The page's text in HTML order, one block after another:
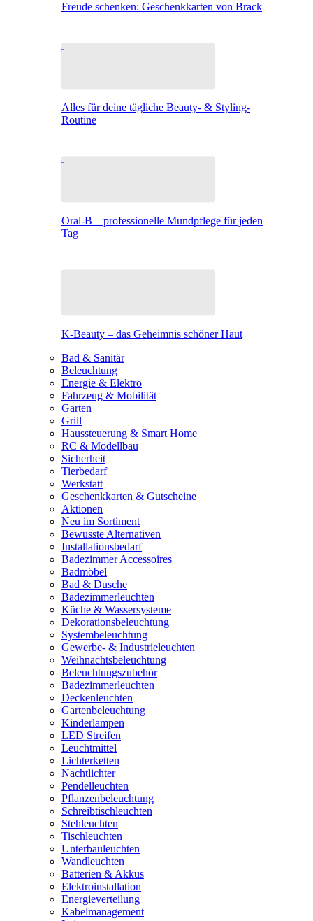
Freude schenken: Geschenkkarten von Brack
Alles für deine tägliche Beauty- & Styling-
Routine
Oral-B – professionelle Mundpflege für jeden
Tag
K-Beauty – das Geheimnis schöner Haut
Bad & Sanitär
Beleuchtung
Energie & Elektro
Fahrzeug & Mobilität
Garten
Grill
Haussteuerung & Smart Home
RC & Modellbau
Sicherheit
Tierbedarf
Werkstatt
Geschenkkarten & Gutscheine
Aktionen
Neu im Sortiment
Bewusste Alternativen
Installationsbedarf
Badezimmer Accessoires
Badmöbel
Bad & Dusche
Badezimmerleuchten
Küche & Wassersysteme
Dekorationsbeleuchtung
Systembeleuchtung
Gewerbe- & Industrieleuchten
Weihnachtsbeleuchtung
Beleuchtungszubehör
Badezimmerleuchten
Deckenleuchten
Gartenbeleuchtung
Kinderlampen
LED Streifen
Leuchtmittel
Lichterketten
Nachtlichter
Pendelleuchten
Pflanzenbeleuchtung
Schreibtischleuchten
Stehleuchten
Tischleuchten
Unterbauleuchten
Wandleuchten
Batterien & Akkus
Elektroinstallation
Energieverteilung
Kabelmanagement